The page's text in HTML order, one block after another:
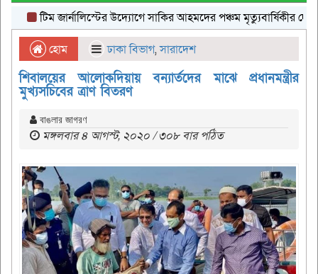
টিম জার্নালিস্টের উদ্যোগে সাকির আহমদের পঞ্চম মৃত্যুবার্ষিকীর দোয়া
হোম ঢাকা বিভাগ,সারাদেশ
শিবালয়ের আলোকদিয়ায় বন্যার্তদের মাঝে প্রধানমন্ত্রীর
মুখ্যসচিবের ত্রাণ বিতরণ
বাঙলার জাগরণ
মঙ্গলবার ৪ আগস্ট, ২০২০ / ৩০৮ বার পঠিত